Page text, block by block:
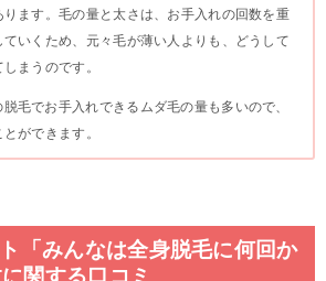
ります。毛の量と太さは、お手入れの回数を重
いくため、元々毛が薄い人よりも、どうして
まうのです。
毛でお手入れできるムダ毛の量も多いので、
ができます。
「みんなは全身脱毛に何回か
関する口コミ